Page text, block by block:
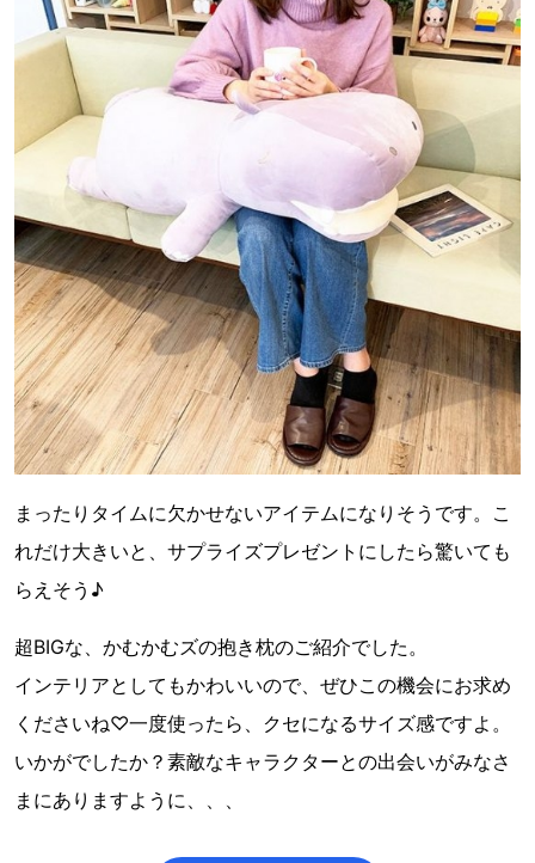
まったりタイムに欠かせないアイテムになりそうです。こ
れだけ大きいと、サプライズプレゼントにしたら驚いても
らえそう♪
超BIGな、かむかむズの抱き枕のご紹介でした。
インテリアとしてもかわいいので、ぜひこの機会にお求め
くださいね♡一度使ったら、クセになるサイズ感ですよ。
いかがでしたか？素敵なキャラクターとの出会いがみなさ
まにありますように、、、